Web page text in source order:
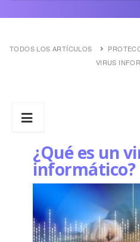
TODOS LOS ARTÍCULOS
VIRUS
¿Qué es un
informático?